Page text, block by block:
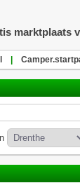
marktplaats